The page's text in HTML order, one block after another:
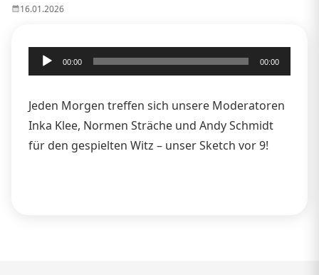
16.01.2026
Audio-
Player
00:00 00:00
Jeden Morgen treffen sich unsere Moderatoren
Inka Klee, Normen Sträche und Andy Schmidt
für den gespielten Witz – unser Sketch vor 9!